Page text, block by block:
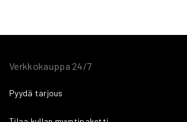
Verkkokauppa 24/7
Pyydä tarjous